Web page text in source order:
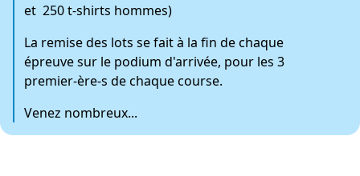
et 250 t-shirts hommes)
La remise des lots se fait à la fin de chaque
épreuve sur le podium d'arrivée, pour les 3
premier-ère-s de chaque course.
Venez nombreux...